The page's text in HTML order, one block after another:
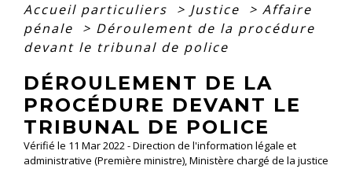
Accueil particuliers > Justice > Affaire
pénale
> Déroulement de la procédure
devant le tribunal de police
DÉROULEMENT DE LA
PROCÉDURE DEVANT LE
TRIBUNAL DE POLICE
Vérifié le 11 Mar 2022 - Direction de l'information légale et
administrative (Première ministre), Ministère chargé de la justice